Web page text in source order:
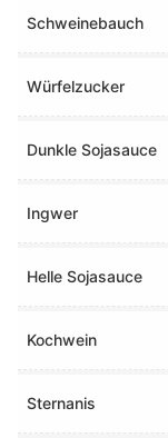
Schweinebauch
Würfelzucker
Dunkle Sojasauce
Ingwer
Helle Sojasauce
Kochwein
Sternanis